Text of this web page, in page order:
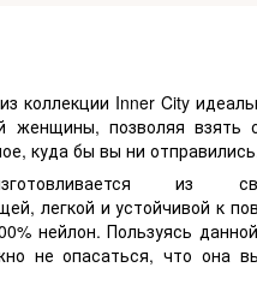
коллекции Inner City
женщины, позволяя взять
куда бы вы ни
из
легкой и устойчивой к
нейлон. Пользуясь
не опасаться, что она